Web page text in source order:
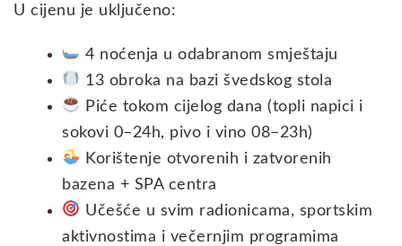
U cijenu je uključeno:
4 noćenja u odabranom smještaju
13 obroka na bazi švedskog stola
Piće tokom cijelog dana (topli napici i
sokovi 0–24h, pivo i vino 08–23h)
Korištenje otvorenih i zatvorenih
bazena + SPA centra
Učešće u svim radionicama, sportskim
aktivnostima i večernjim programima